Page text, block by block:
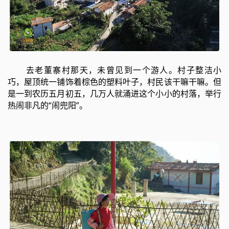
去老董寨村那天，未曾见到一个游人。村子整洁小
巧，屋顶统一铺饰着棕色的塑料叶子，村民该干嘛干嘛。但
是一到农历五月初五，几万人就涌进这个小小的村落，举行
热闹非凡的“闹兜阳”。